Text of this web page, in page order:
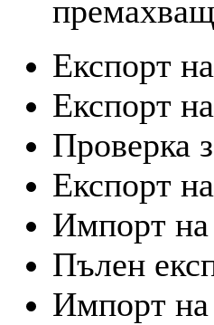
Експорт
Експорт
Проверка
Експорт
Импорт на
Пълен
Импорт на